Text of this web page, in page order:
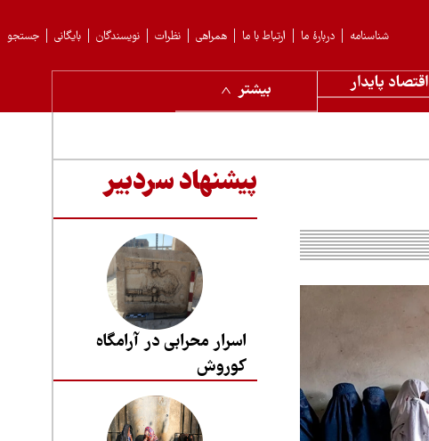
جستجو بایگانی نویسندگان نظرات همراهی ارتباط با ما دربارهٔ ما شناسنامه
اقتصاد پایدار
بیشتر
پیشنهاد سردبیر
اسرار محرابی در آرامگاه
کوروش